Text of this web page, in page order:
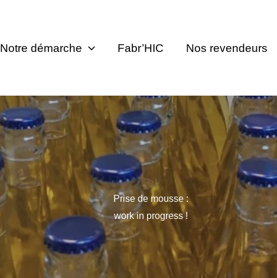
Notre démarche Fabr’HIC Nos revendeurs
Prise de mousse :
work in progress !